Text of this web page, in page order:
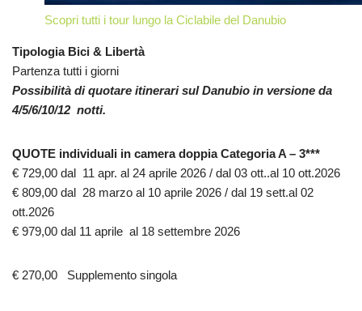
Scopri tutti i tour lungo la Ciclabile del Danubio
Tipologia Bici & Libertà
Partenza tutti i giorni
Possibilità di quotare itinerari sul Danubio in versione da
4/5/6/10/12 notti.
QUOTE individuali in camera doppia Categoria A – 3***
€ 729,00 dal 11 apr. al 24 aprile 2026 / dal 03 ott..al 10 ott.2026
€ 809,00 dal 28 marzo al 10 aprile 2026 / dal 19 sett.al 02
ott.2026
€ 979,00 dal 11 aprile al 18 settembre 2026
€ 270,00 Supplemento singola